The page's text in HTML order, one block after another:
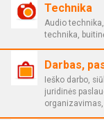
Technika
Audio
technika,
Darbas,
Ieško darbo,
juridinės